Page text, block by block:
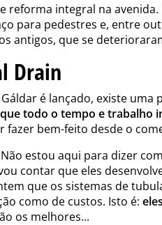
reforma integral na
para pedestres e, entre
antigos, que se
Drain
é lançado, existe uma
todo o tempo e trabalho
bem-feito desde o
estou aqui para dizer
contar que eles
que os sistemas de
como de custos. Isto é:
os melhores...